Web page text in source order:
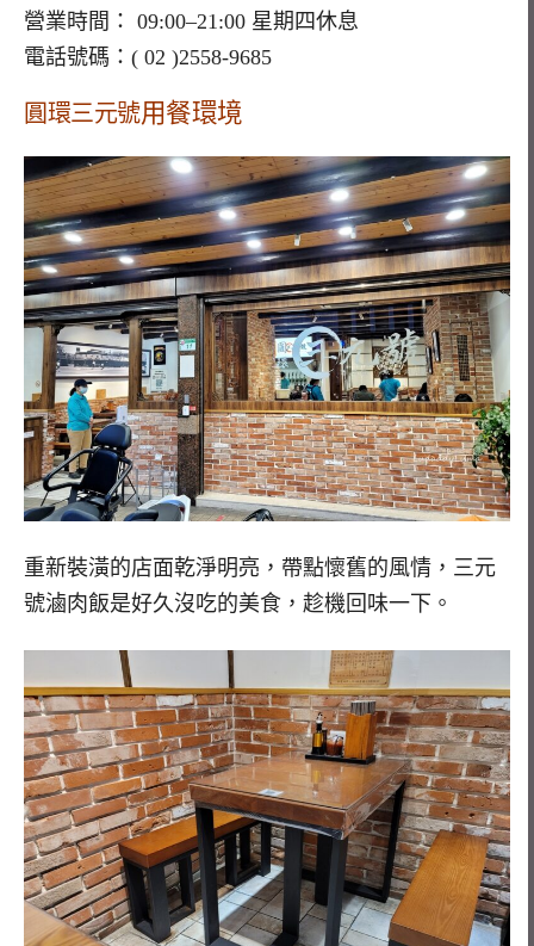
營業時間： 09:00–21:00 星期四休息
電話號碼：( 02 )2558-9685
圓環三元號用餐環境
重新裝潢的店面乾淨明亮，帶點懷舊的風情，三元
號滷肉飯是好久沒吃的美食，趁機回味一下。